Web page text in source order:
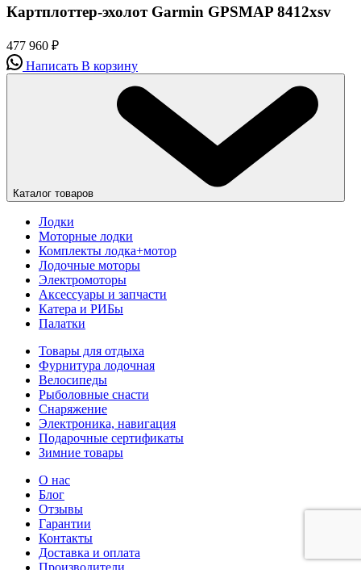
Картплоттер-эхолот Garmin GPSMAP 8412xsv
477 960 ₽
Написать В корзину
Каталог товаров
Лодки
Моторные лодки
Комплекты лодка+мотор
Лодочные моторы
Электромоторы
Аксессуары и запчасти
Катера и РИБы
Палатки
Товары для отдыха
Фурнитура лодочная
Велосипеды
Рыболовные снасти
Снаряжение
Электроника, навигация
Подарочные сертификаты
Зимние товары
О нас
Блог
Отзывы
Гарантии
Контакты
Доставка и оплата
Производители